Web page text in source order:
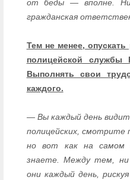
от беды — вполне.
гражданская
Тем не менее,
полицейской службы
Выполнять свои
каждого.
— Вы каждый день
полицейских, смотрите
но вот как на самом
знаете. Между тем,
они каждый день,